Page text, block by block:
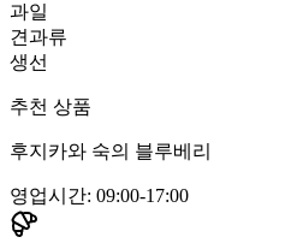
과일
견과류
생선
추천 상품
후지카와 숙의 블루베리
영업시간: 09:00-17:00